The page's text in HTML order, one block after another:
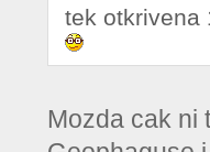
tek
Mozda cak ni